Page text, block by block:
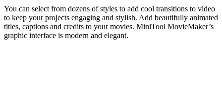
You can select from dozens of styles to add cool transitions to video
to keep your projects engaging and stylish. Add beautifully animated
titles, captions and credits to your movies. MiniTool MovieMaker’s
graphic interface is modern and elegant.